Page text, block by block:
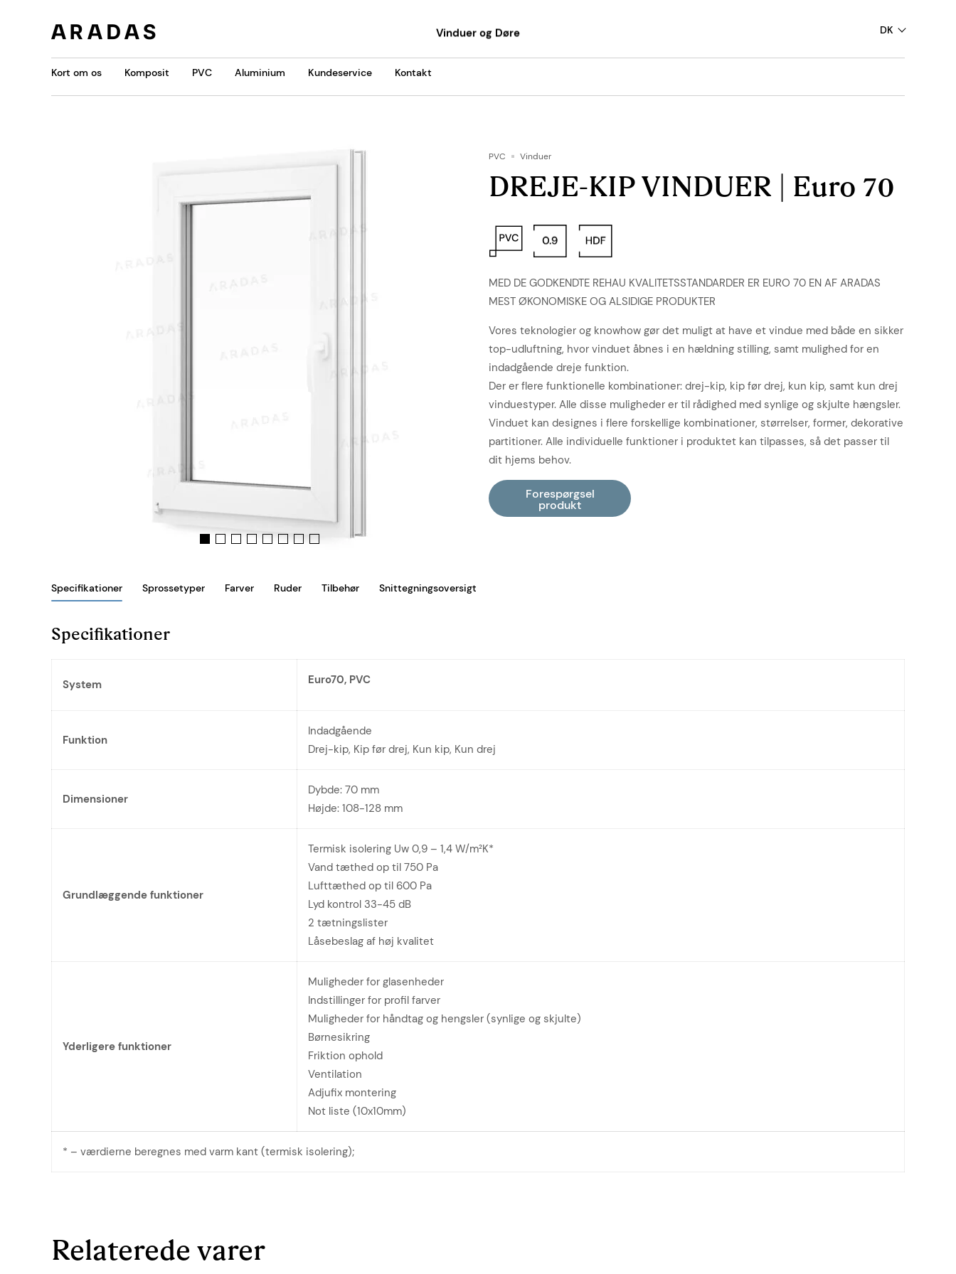
Vinduer og Døre DK
Kort om os Komposit PVC Aluminium Kundeservice Kontakt
PVC Vinduer
DREJE-KIP VINDUER | Euro 70
MED DE GODKENDTE REHAU KVALITETSSTANDARDER ER EURO 70 EN AF ARADAS
MEST ØKONOMISKE OG ALSIDIGE PRODUKTER
Vores teknologier og knowhow gør det muligt at have et vindue med både en sikker
top-udluftning, hvor vinduet åbnes i en hældning stilling, samt mulighed for en
indadgående dreje funktion.
Der er flere funktionelle kombinationer: drej-kip, kip før drej, kun kip, samt kun drej
vinduestyper. Alle disse muligheder er til rådighed med synlige og skjulte hængsler.
Vinduet kan designes i flere forskellige kombinationer, størrelser, former, dekorative
partitioner. Alle individuelle funktioner i produktet kan tilpasses, så det passer til
dit hjems behov.
Specifikationer Sprossetyper Farver Ruder Tilbehør Snittegningsoversigt
Specifikationer
System Euro70, PVC
Funktion
Indadgående
Drej-kip, Kip før drej, Kun kip, Kun drej
Dimensioner
Dybde: 70 mm
Højde: 108-128 mm
Grundlæggende funktioner
Termisk isolering Uw 0,9 – 1,4 W/m²K*
Vand tæthed op til 750 Pa
Lufttæthed op til 600 Pa
Lyd kontrol 33-45 dB
2 tætningslister
Låsebeslag af høj kvalitet
Yderligere funktioner
Muligheder for glasenheder
Indstillinger for profil farver
Muligheder for håndtag og hengsler (synlige og skjulte)
Børnesikring
Friktion ophold
Ventilation
Adjufix montering
Not liste (10x10mm)
* – værdierne beregnes med varm kant (termisk isolering);
Relaterede varer